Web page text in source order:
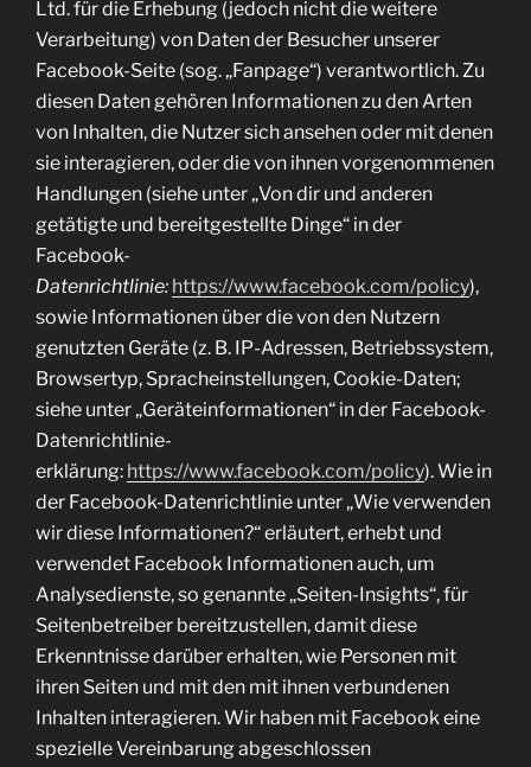
Ltd. für die Erhebung (jedoch nicht die weitere
Verarbeitung) von Daten der Besucher unserer
Facebook-Seite (sog. „Fanpage“) verantwortlich. Zu
diesen Daten gehören Informationen zu den Arten
von Inhalten, die Nutzer sich ansehen oder mit denen
sie interagieren, oder die von ihnen vorgenommenen
Handlungen (siehe unter „Von dir und anderen
getätigte und bereitgestellte Dinge“ in der
Facebook-
Datenrichtlinie: https://www.facebook.com/policy),
sowie Informationen über die von den Nutzern
genutzten Geräte (z. B. IP-Adressen, Betriebssystem,
Browsertyp, Spracheinstellungen, Cookie-Daten;
siehe unter „Geräteinformationen“ in der Facebook-
Datenrichtlinie-
erklärung: https://www.facebook.com/policy). Wie in
der Facebook-Datenrichtlinie unter „Wie verwenden
wir diese Informationen?“ erläutert, erhebt und
verwendet Facebook Informationen auch, um
Analysedienste, so genannte „Seiten-Insights“, für
Seitenbetreiber bereitzustellen, damit diese
Erkenntnisse darüber erhalten, wie Personen mit
ihren Seiten und mit den mit ihnen verbundenen
Inhalten interagieren. Wir haben mit Facebook eine
spezielle Vereinbarung abgeschlossen